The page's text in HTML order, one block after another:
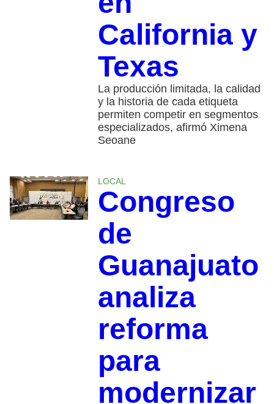
California y
Texas
La producción limitada, la calidad
y la historia de cada etiqueta
permiten competir en segmentos
especializados, afirmó Ximena
Seoane
LOCAL
Congreso
de
Guanajuato
analiza
reforma
para
modernizar